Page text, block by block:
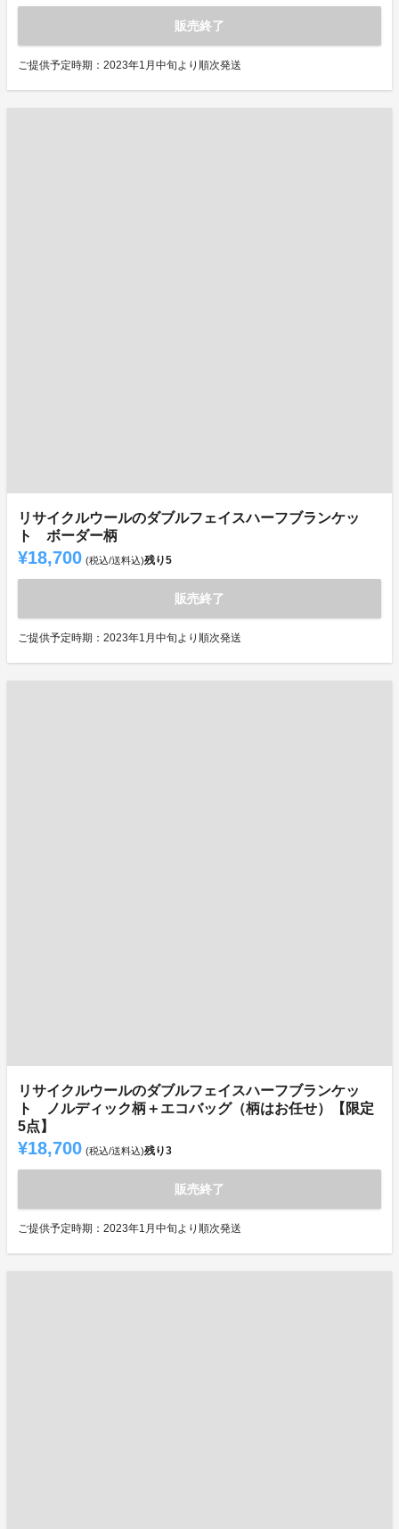
販売終了
ご提供予定時期：2023年1月中旬より順次発送
リサイクルウールのダブルフェイスハーフブランケッ
ト ボーダー柄
¥18,700 (税込/送料込)残り5
販売終了
ご提供予定時期：2023年1月中旬より順次発送
リサイクルウールのダブルフェイスハーフブランケッ
ト ノルディック柄＋エコバッグ（柄はお任せ）【限定
5点】
¥18,700 (税込/送料込)残り3
販売終了
ご提供予定時期：2023年1月中旬より順次発送